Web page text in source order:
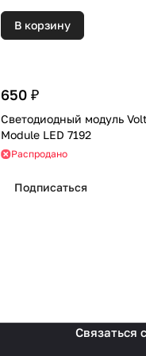
В корзину
650 ₽
Светодиодный модуль
Module LED 7192
Распродано
Подписаться
Связаться